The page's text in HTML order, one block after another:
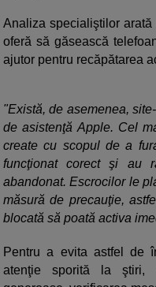
Analiza specialiştilor
oferă să găsească
ajutor pentru recăpătarea
"Există, de asemenea,
de asistenţă Apple. Cel
create cu scopul de a
funcţionat corect şi au
abandonat. Escrocilor le
măsură de precauţie,
blocată să poată activa
Pentru a evita astfel de
atenţie sporită la ştiri,